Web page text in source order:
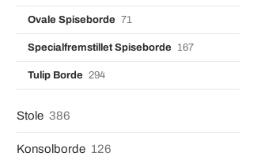
Ovale Spiseborde 71
Specialfremstillet Spiseborde 167
Tulip Borde 294
Stole 386
Konsolborde 126